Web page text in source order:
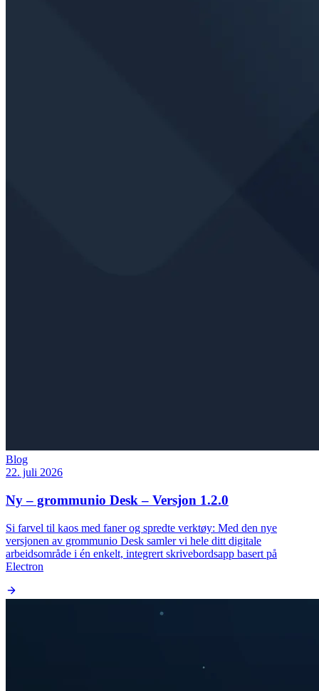
Blog
22. juli 2026
Ny – grommunio Desk – Versjon 1.2.0
Si farvel til kaos med faner og spredte verktøy: Med den nye
versjonen av grommunio Desk samler vi hele ditt digitale
arbeidsområde i én enkelt, integrert skrivebordsapp basert på
Electron